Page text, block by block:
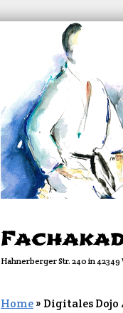
Hahnerberger Str. 240 in
Home» Digitales Dojo